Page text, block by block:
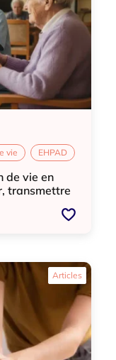
vie EHPAD
de vie en
transmettre
vie EHPAD
Articles